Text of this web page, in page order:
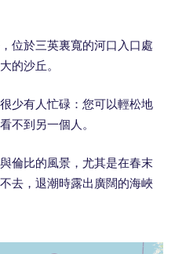
位於三英裏寬的河口入口處
的沙丘。
少有人忙碌：您可以輕松地
不到另一個人。
倫比的風景，尤其是在春末
去，退潮時露出廣闊的海峽